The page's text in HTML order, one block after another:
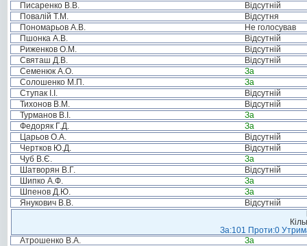
Писаренко В.В.
Відсутній
Повалій Т.М.
Відсутня
Пономарьов А.В.
Не голосував
Пшонка А.В.
Відсутній
Риженков О.М.
Відсутній
Святаш Д.В.
Відсутній
Семенюк А.О.
За
Солошенко М.П.
За
Ступак І.І.
Відсутній
Тихонов В.М.
Відсутній
Турманов В.І.
За
Федоряк Г.Д.
За
Царьов О.А.
Відсутній
Чертков Ю.Д.
Відсутній
Чуб В.Є.
За
Шатворян В.Г.
Відсутній
Шипко А.Ф.
За
Шпенов Д.Ю.
За
Янукович В.В.
Відсутній
За:101 Проти:0
Атрошенко В.А.
За